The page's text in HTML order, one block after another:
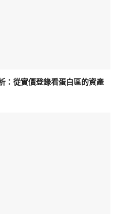
：從實價登錄看蛋白區的資產